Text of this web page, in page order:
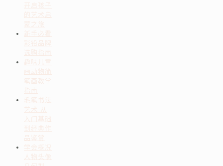
开启孩子
的艺术启
蒙之旅
新手必看
彩铅品牌
选购指南
趣味儿童
画动物简
笔画教学
指南
毛笔书法
艺术 从
入门基础
到经典作
品鉴赏
学会概况
人物头像